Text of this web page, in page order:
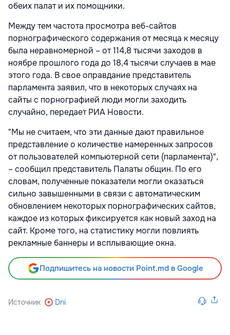
обеих палат и их помощники.
Между тем частота просмотра веб-сайтов
порнографического содержания от месяца к месяцу
была неравномерной – от 114,8 тысячи заходов в
ноябре прошлого года до 18,4 тысячи случаев в мае
этого года. В свое оправдание представитель
парламента заявил, что в некоторых случаях на
сайты с порнографией люди могли заходить
случайно, передаетРИА Новости.
"Мы не считаем, что эти данные дают правильное
представление о количестве намеренных запросов
от пользователей компьютерной сети (парламента)",
– сообщил представитель Палаты общин. По его
словам, полученные показатели могли оказаться
сильно завышенными в связи с автоматическим
обновлением некоторых порнографических сайтов,
каждое из которых фиксируется как новый заход на
сайт. Кроме того, на статистику могли повлиять
рекламные баннеры и всплывающие окна.
Подпишитесь на новости Point.md в Google
Источник Dni